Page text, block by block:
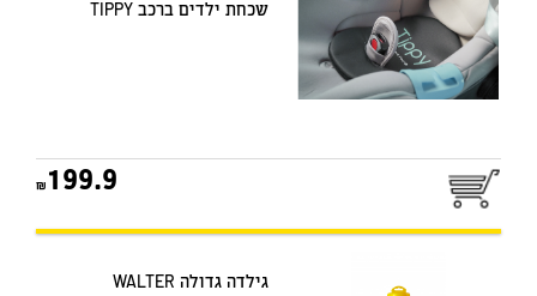
שכחת ילדים ברכב TIPPY
199.9
גילדה גדולה WALTER